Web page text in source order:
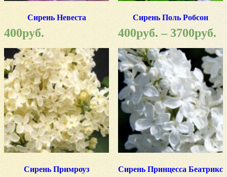
Сирень Невеста
400руб.
Сирень Поль Робсон
400руб. – 3700руб.
Сирень Примроуз Сирень Принцесса Беатрикс